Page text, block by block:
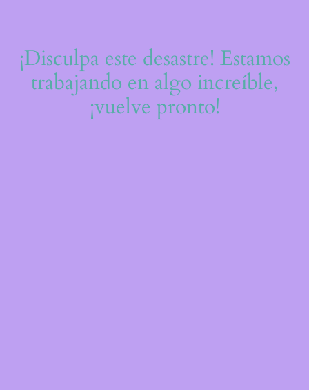
¡Disculpa este desastre! Estamos
trabajando en algo increíble,
¡vuelve pronto!